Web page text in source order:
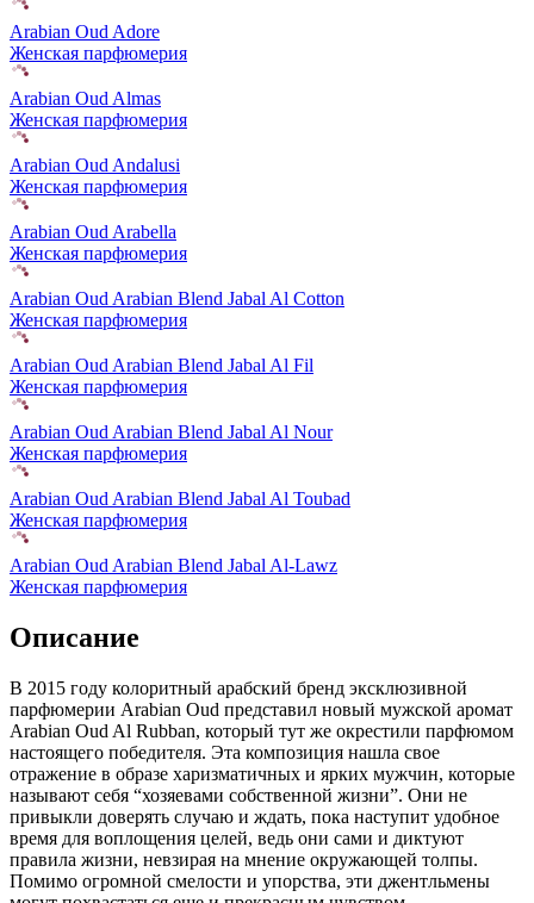
Arabian Oud Adore
Женская парфюмерия
Arabian Oud Almas
Женская парфюмерия
Arabian Oud Andalusi
Женская парфюмерия
Arabian Oud Arabella
Женская парфюмерия
Arabian Oud Arabian Blend Jabal Al Cotton
Женская парфюмерия
Arabian Oud Arabian Blend Jabal Al Fil
Женская парфюмерия
Arabian Oud Arabian Blend Jabal Al Nour
Женская парфюмерия
Arabian Oud Arabian Blend Jabal Al Toubad
Женская парфюмерия
Arabian Oud Arabian Blend Jabal Al-Lawz
Женская парфюмерия
Описание
В 2015 году колоритный арабский бренд эксклюзивной
парфюмерии Arabian Oud представил новый мужской аромат
Arabian Oud Al Rubban, который тут же окрестили парфюмом
настоящего победителя. Эта композиция нашла свое
отражение в образе харизматичных и ярких мужчин, которые
называют себя “хозяевами собственной жизни”. Они не
привыкли доверять случаю и ждать, пока наступит удобное
время для воплощения целей, ведь они сами и диктуют
правила жизни, невзирая на мнение окружающей толпы.
Помимо огромной смелости и упорства, эти джентльмены